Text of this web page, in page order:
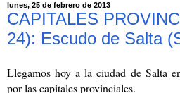
lunes, 25 de febrero de 2013
CAPITALES
24): Escudo de Salta
Llegamos hoy a la ciudad de Salta
por las capitales provinciales.